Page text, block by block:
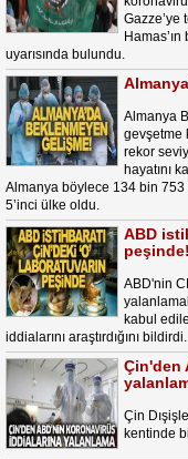
Gazze’ye
uyarısında bulundu.
Almanya
gevşetme
rekor
hayatını
Almanya böylece 134 bin
5’inci ülke oldu.
ABD
peşinde!
ABD'nin
kabul
iddialarını araştırdığını bildirdi.
Çin'den
Çin
kentinde